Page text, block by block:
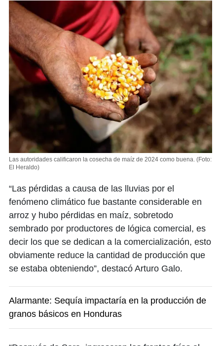
Las autoridades calificaron la cosecha de maíz de 2024 como buena. (Foto:
El Heraldo)
“Las pérdidas a causa de las lluvias por el
fenómeno climático fue bastante considerable en
arroz y hubo pérdidas en maíz, sobretodo
sembrado por productores de lógica comercial, es
decir los que se dedican a la comercialización, esto
obviamente reduce la cantidad de producción que
se estaba obteniendo”, destacó Arturo Galo.
Alarmante: Sequía impactaría en la producción de
granos básicos en Honduras